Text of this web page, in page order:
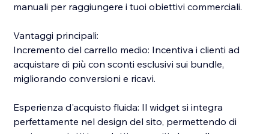
manuali per raggiungere i tuoi obiettivi commerciali.
Vantaggi principali:
Incremento del carrello medio: Incentiva i clienti ad
acquistare di più con sconti esclusivi sui bundle,
migliorando conversioni e ricavi.
Esperienza d'acquisto fluida: Il widget si integra
perfettamente nel design del sito, permettendo di